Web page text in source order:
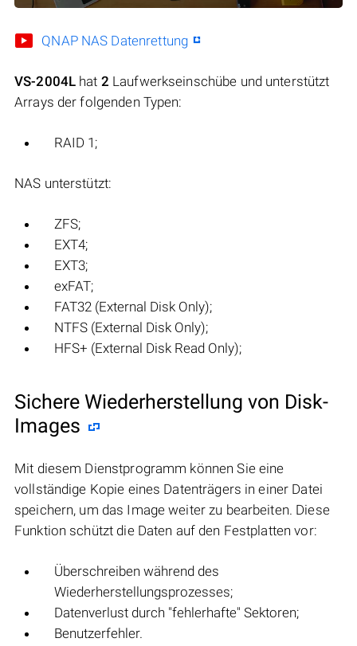
QNAP NAS Datenrettung
VS-2004L hat 2 Laufwerkseinschübe und unterstützt
Arrays der folgenden Typen:
RAID 1;
NAS unterstützt:
ZFS;
EXT4;
EXT3;
exFAT;
FAT32 (External Disk Only);
NTFS (External Disk Only);
HFS+ (External Disk Read Only);
Sichere Wiederherstellung von Disk-
Images
Mit diesem Dienstprogramm können Sie eine
vollständige Kopie eines Datenträgers in einer Datei
speichern, um das Image weiter zu bearbeiten. Diese
Funktion schützt die Daten auf den Festplatten vor:
Überschreiben während des
Wiederherstellungsprozesses;
Datenverlust durch "fehlerhafte" Sektoren;
Benutzerfehler.